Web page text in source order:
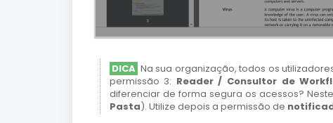
DICA Na sua organização, todos os
permissão 3: Reader / Consultor de
diferenciar de forma segura os acessos?
Pasta). Utilize depois a permissão de